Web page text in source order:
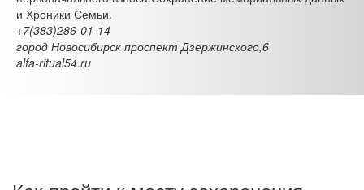
и Хроники Семьи.
+7(383)286-01-14
город Новосибирск проспект Дзержинского,6
alfa-ritual54.ru